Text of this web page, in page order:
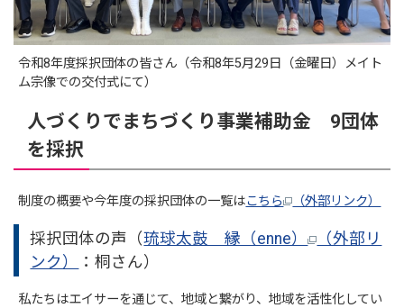
令和8年度採択団体の皆さん（令和8年5月29日（金曜日）メイト
ム宗像での交付式にて）
人づくりでまちづくり事業補助金 9団体
を採択
制度の概要や今年度の採択団体の一覧はこちら （外部リンク）
採択団体の声（琉球太鼓 縁（enne）
（外部リ
ンク）
：桐さん）
私たちはエイサーを通じて、地域と繋がり、地域を活性化してい